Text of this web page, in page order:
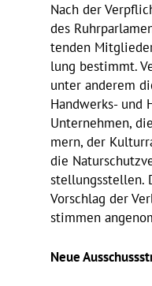
Nach der
des
tenden
lung bestimmt.
unter anderem
Hand­werks- und
Unter­nehmen,
mern, der
die
stel­lungs­stellen.
Vorschlag der
stimmen
Neue